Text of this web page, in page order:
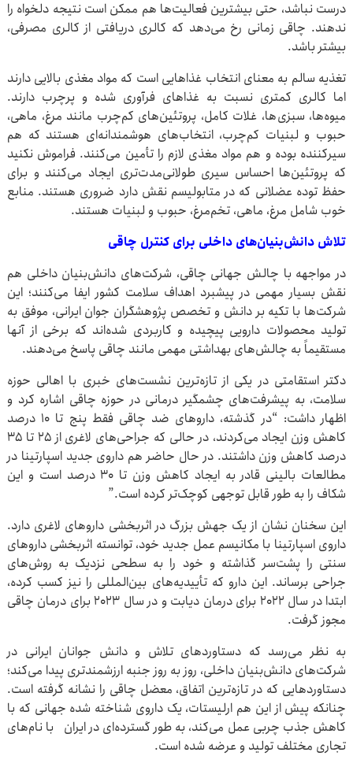
درست نباشد، حتی بیشترین فعالیت‌ها هم ممکن است نتیجه دلخواه را
ندهند. چاقی زمانی رخ می‌دهد که کالری دریافتی از کالری مصرفی،
بیشتر باشد.
تغذیه سالم به معنای انتخاب غذاهایی است که مواد مغذی بالایی دارند
اما کالری کمتری نسبت به غذاهای فرآوری شده و پرچرب دارند.
میوه‌ها، سبزی ها، غلات کامل، پروتئین‌های کم‌چرب مانند مرغ، ماهی،
حبوب و لبنیات کم‌چرب، انتخاب‌های هوشمندانه‌ای هستند که هم
سیرکننده بوده و هم مواد مغذی لازم را تأمین می‌کنند. فراموش نکنید
که پروتئین‌ها احساس سیری طولانی‌مدت‌تری ایجاد می‌کنند و برای
حفظ توده عضلانی که در متابولیسم نقش دارد ضروری هستند. منابع
خوب شامل مرغ، ماهی، تخم‌مرغ، حبوب و لبنیات هستند.
تلاش دانش‌بنیان‌های داخلی برای کنترل چاقی
در مواجهه با چالش جهانی چاقی، شرکت‌های دانش‌بنیان داخلی هم
نقش بسیار مهمی در پیشبرد اهداف سلامت کشور ایفا می‌کنند؛ این
شرکت‌ها با تکیه بر دانش و تخصص پژوهشگران جوان ایرانی، موفق به
تولید محصولات دارویی پیچیده و کاربردی شده‌اند که برخی از آنها
مستقیماً به چالش‌های بهداشتی مهمی مانند چاقی پاسخ می‌دهند.
دکتر استقامتی در یکی از تازه‌ترین نشست‌های خبری با اهالی حوزه
سلامت، به پیشرفت‌های چشمگیر درمانی در حوزه چاقی اشاره کرد و
اظهار داشت: “در گذشته، داروهای ضد چاقی فقط پنج تا ۱۰ درصد
کاهش وزن ایجاد می‌کردند، در حالی که جراحی‌های لاغری از ۲۵ تا ۳۵
درصد کاهش وزن داشتند. در حال حاضر هم داروی جدید اسپارتینا در
مطالعات بالینی قادر به ایجاد کاهش وزن تا ۳۰ درصد است و این
شکاف را به طور قابل توجهی کوچک‌تر کرده است.”
این سخنان نشان از یک جهش بزرگ در اثربخشی داروهای لاغری دارد.
داروی اسپارتینا با مکانیسم عمل جدید خود، توانسته اثربخشی داروهای
سنتی را پشت‌سر گذاشته و خود را به سطحی نزدیک به روش‌های
جراحی برساند. این دارو که تأییدیه‌های بین‌المللی را نیز کسب کرده،
ابتدا در سال ۲۰۲۲ برای درمان دیابت و در سال ۲۰۲۳ برای درمان چاقی
مجوز گرفت.
به نظر می‌رسد که دستاوردهای تلاش و دانش جوانان ایرانی در
شرکت‌های دانش‌بنیان داخلی، روز به روز جنبه ارزشمندتری پیدا می‌کند؛
دستاوردهایی که در تازه‌ترین اتفاق، معضل چاقی را نشانه گرفته است.
چنانکه پیش از این هم ارلیستات، یک داروی شناخته شده جهانی که با
کاهش جذب چربی عمل می‌کند، به طور گسترده‌ای در ایران با نام‌های
تجاری مختلف تولید و عرضه شده است.